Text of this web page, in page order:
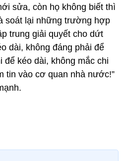
sửa, còn họ không biết thì
soát lại những trường hợp
trung giải quyết cho dứt
dài, không đáng phải để
để kéo dài, không mắc chi
tin vào cơ quan nhà nước!”